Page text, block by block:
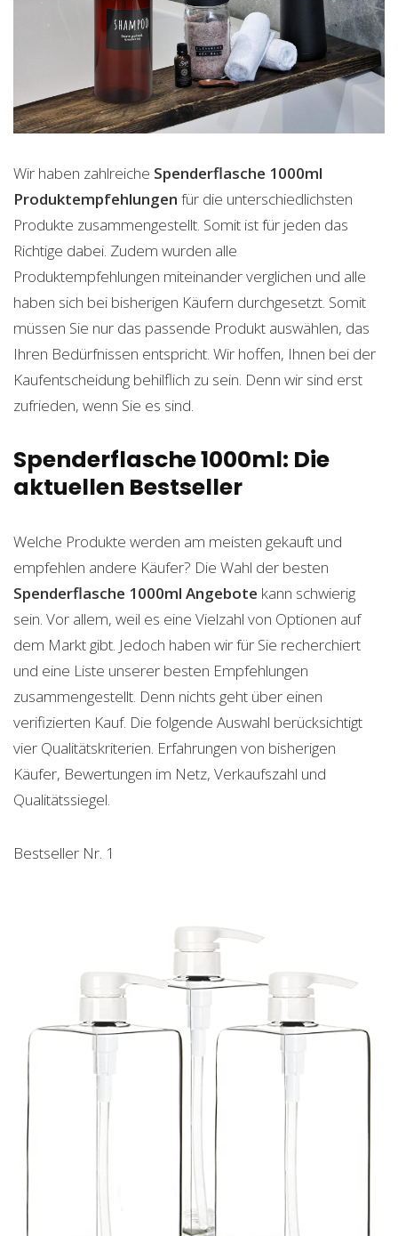
Wir haben zahlreiche Spenderflasche 1000ml
Produktempfehlungen für die unterschiedlichsten
Produkte zusammengestellt. Somit ist für jeden das
Richtige dabei. Zudem wurden alle
Produktempfehlungen miteinander verglichen und alle
haben sich bei bisherigen Käufern durchgesetzt. Somit
müssen Sie nur das passende Produkt auswählen, das
Ihren Bedürfnissen entspricht. Wir hoffen, Ihnen bei der
Kaufentscheidung behilflich zu sein. Denn wir sind erst
zufrieden, wenn Sie es sind.
Spenderflasche 1000ml: Die
aktuellen Bestseller
Welche Produkte werden am meisten gekauft und
empfehlen andere Käufer? Die Wahl der besten
Spenderflasche 1000ml Angebote kann schwierig
sein. Vor allem, weil es eine Vielzahl von Optionen auf
dem Markt gibt. Jedoch haben wir für Sie recherchiert
und eine Liste unserer besten Empfehlungen
zusammengestellt. Denn nichts geht über einen
verifizierten Kauf. Die folgende Auswahl berücksichtigt
vier Qualitätskriterien. Erfahrungen von bisherigen
Käufer, Bewertungen im Netz, Verkaufszahl und
Qualitätssiegel.
Bestseller Nr. 1